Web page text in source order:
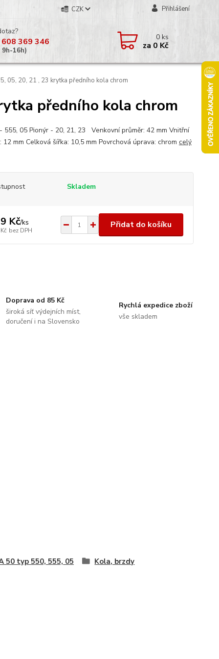
CZK Přihlášení
369 346
9h-16h)
0ks
za 0 Kč
05, 20, 21 , 23 krytka předního kola chrom
předního kola chrom
555, 05 Pionýr - 20, 21, 23 Venkovní průměr: 42 mm Vnitřní
12 mm Celková šířka: 10,5 mm Povrchová úprava: chrom celý
Skladem
Kč/ks
bez DPH
Přidat do košíku
Doprava od 85 Kč
široká síť výdejních míst,
doručení i na Slovensko
Rychlá expedice zboží
vše skladem
50 typ 550, 555, 05 Kola, brzdy